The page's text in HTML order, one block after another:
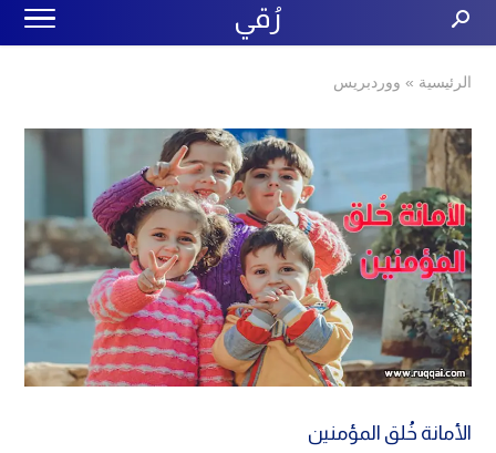
رُقي
الرئيسية » ووردبريس
الأمانة خُلق المؤمنين